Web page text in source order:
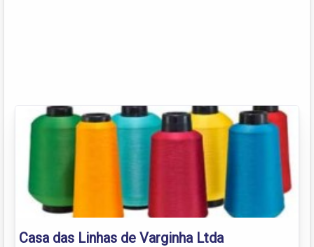
Casa das Linhas de Varginha Ltda